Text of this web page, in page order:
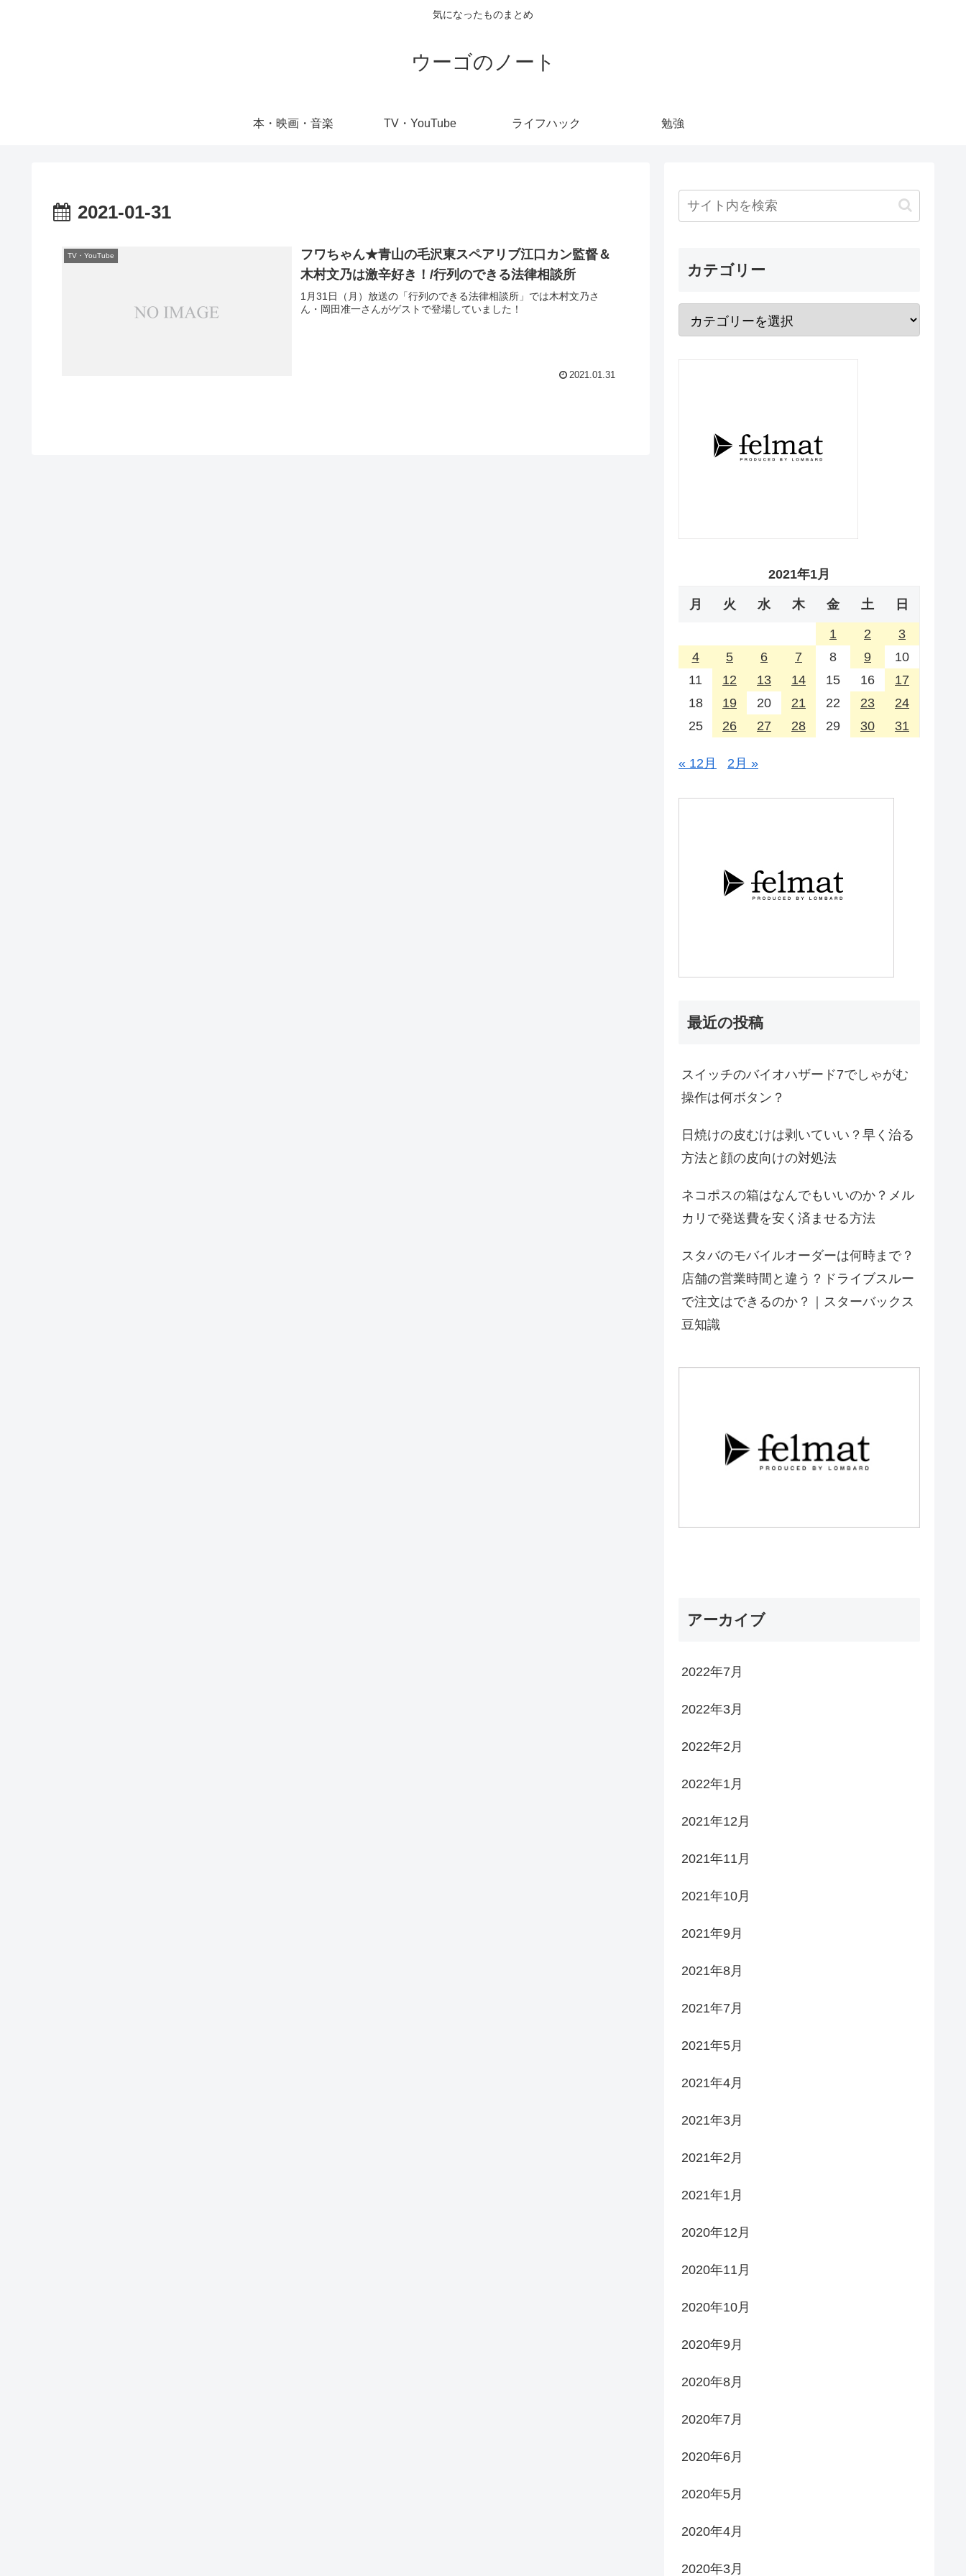
気になったものまとめ
ウーゴのノート
本・映画・音楽 TV・YouTube ライフハック 勉強
2021-01-31
TV・YouTube
フワちゃん★青山の毛沢東スペアリブ江口カン監督＆
木村文乃は激辛好き！/行列のできる法律相談所
1月31日（月）放送の「行列のできる法律相談所」では木村文乃さ
ん・岡田准一さんがゲストで登場していました！
2021.01.31
カテゴリー
2021年1月
月 火 水 木 金 土 日
1 2
3
4
5 6 7 8 9
10
11
12 13 14 15 16
17
18
19 20 21 22 23
24
25
26 27 28 29 30 31
« 12月 2月 »
最近の投稿
スイッチのバイオハザード7でしゃがむ
操作は何ボタン？
日焼けの皮むけは剥いていい？早く治る
方法と顔の皮向けの対処法
ネコポスの箱はなんでもいいのか？メル
カリで発送費を安く済ませる方法
スタバのモバイルオーダーは何時まで？
店舗の営業時間と違う？ドライブスルー
で注文はできるのか？｜スターバックス
豆知識
アーカイブ
2022年7月
2022年3月
2022年2月
2022年1月
2021年12月
2021年11月
2021年10月
2021年9月
2021年8月
2021年7月
2021年5月
2021年4月
2021年3月
2021年2月
2021年1月
2020年12月
2020年11月
2020年10月
2020年9月
2020年8月
2020年7月
2020年6月
2020年5月
2020年4月
2020年3月